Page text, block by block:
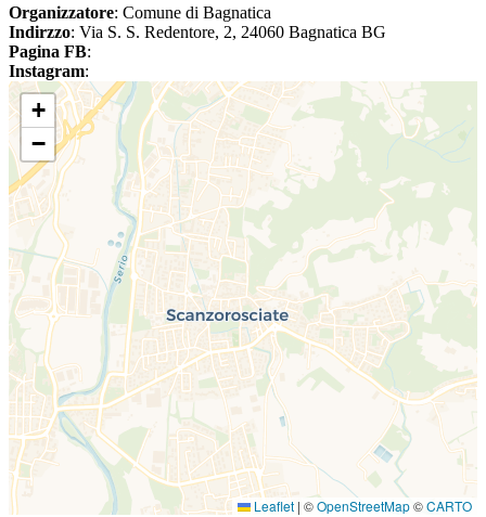
Organizzatore: Comune di Bagnatica
Indirzzo: Via S. S. Redentore, 2, 24060 Bagnatica BG
Pagina FB:
Instagram:
+
−
Leaflet | ©OpenStreetMap©CARTO